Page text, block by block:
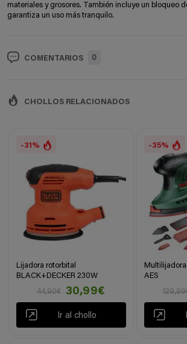
materiales y grosores. También incluye un bloqueo
garantiza un uso más tranquilo.
COMENTARIOS 0
CHOLLOS RELACIONADOS
-31%
Lijadora rotorbital
BLACK+DECKER 230W
44,90€
30,99€
Ir al chollo
-35%
AES